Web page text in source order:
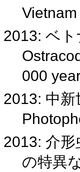
Vietnam
2013: ベ
000
2013: 中
2013: 介
の特異